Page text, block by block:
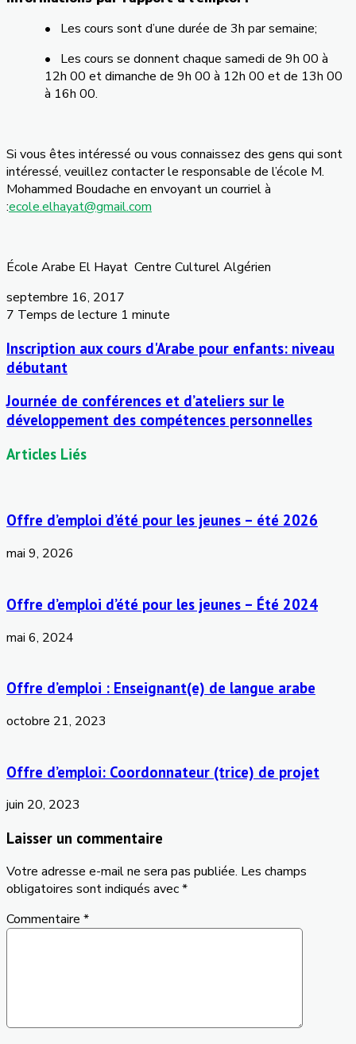
• Les cours sont d’une durée de 3h par semaine;
• Les cours se donnent chaque samedi de 9h 00 à
12h 00 et dimanche de 9h 00 à 12h 00 et de 13h 00
à 16h 00.
Si vous êtes intéressé ou vous connaissez des gens qui sont
intéressé, veuillez contacter le responsable de l’école M.
Mohammed Boudache en envoyant un courriel à
:ecole.elhayat@gmail.com
École Arabe El Hayat Centre Culturel Algérien
septembre 16, 2017
7 Temps de lecture 1 minute
Inscription aux cours d'Arabe pour enfants: niveau
débutant
Journée de conférences et d’ateliers sur le
développement des compétences personnelles
Articles Liés
Offre d’emploi d’été pour les jeunes – été 2026
mai 9, 2026
Offre d’emploi d’été pour les jeunes – Été 2024
mai 6, 2024
Offre d’emploi : Enseignant(e) de langue arabe
octobre 21, 2023
Offre d’emploi: Coordonnateur (trice) de projet
juin 20, 2023
Laisser un commentaire
Votre adresse e-mail ne sera pas publiée. Les champs
obligatoires sont indiqués avec*
Commentaire *